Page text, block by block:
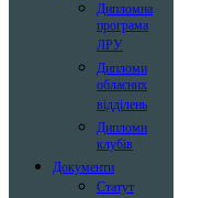
Дипломна
програма
ЛРУ
Дипломи
обласних
відділень
Дипломи
клубів
Документи
Статут